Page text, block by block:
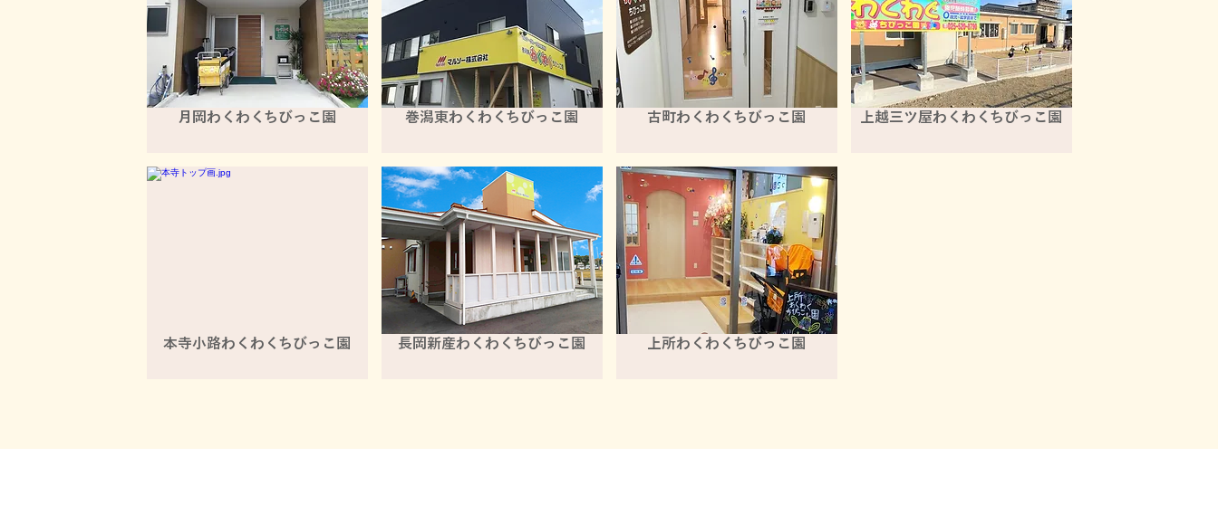
月岡わくわくちびっこ園
本寺小路わくわくちびっこ園
巻潟東わくわくちびっこ園
長岡新産わくわくちびっこ園
古町わくわくちびっこ園
上所わくわくちびっこ園
上越三ツ屋わくわくちびっこ園